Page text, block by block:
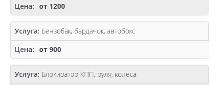
от 1200
Бензобак, бардачок, автобокс
от 900
Блокиратор КПП, руля, колеса